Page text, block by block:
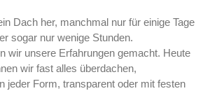
Dach her, manchmal nur für einige Tage
sogar nur wenige Stunden.
wir unsere Erfahrungen gemacht. Heute
wir fast alles überdachen,
jeder Form, transparent oder mit festen